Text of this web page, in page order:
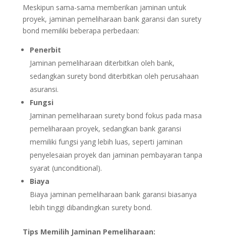
Meskipun sama-sama memberikan jaminan untuk
proyek, jaminan pemeliharaan bank garansi dan surety
bond memiliki beberapa perbedaan:
Penerbit
Jaminan pemeliharaan diterbitkan oleh bank,
sedangkan surety bond diterbitkan oleh perusahaan
asuransi.
Fungsi
Jaminan pemeliharaan surety bond fokus pada masa
pemeliharaan proyek, sedangkan bank garansi
memiliki fungsi yang lebih luas, seperti jaminan
penyelesaian proyek dan jaminan pembayaran tanpa
syarat (unconditional).
Biaya
Biaya jaminan pemeliharaan bank garansi biasanya
lebih tinggi dibandingkan surety bond.
Tips Memilih Jaminan Pemeliharaan: